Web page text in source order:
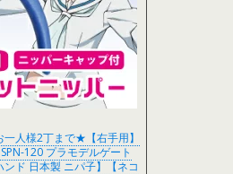
人様2丁まで★【右手用】
120 プラモデルゲート
ド 日本製 ニパ子】【ネコ